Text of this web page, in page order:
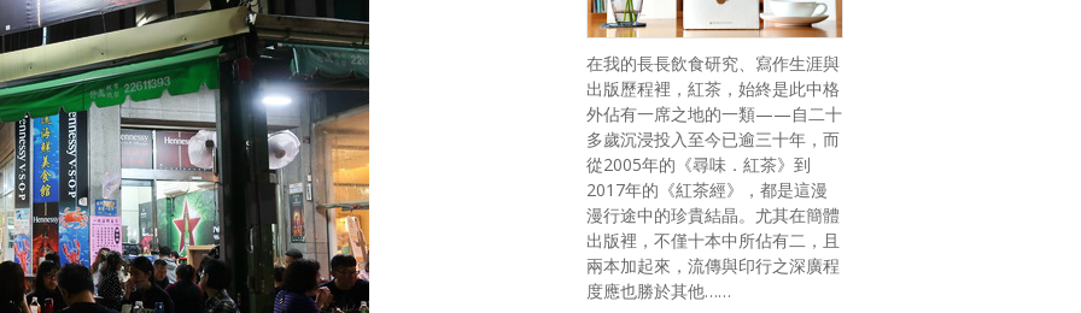
在我的長長飲食研究、寫作生涯與
出版歷程裡，紅茶，始終是此中格
外佔有一席之地的一類——自二十
多歲沉浸投入至今已逾三十年，而
從2005年的《尋味．紅茶》到
2017年的《紅茶經》，都是這漫
漫行途中的珍貴結晶。尤其在簡體
出版裡，不僅十本中所佔有二，且
兩本加起來，流傳與印行之深廣程
度應也勝於其他……